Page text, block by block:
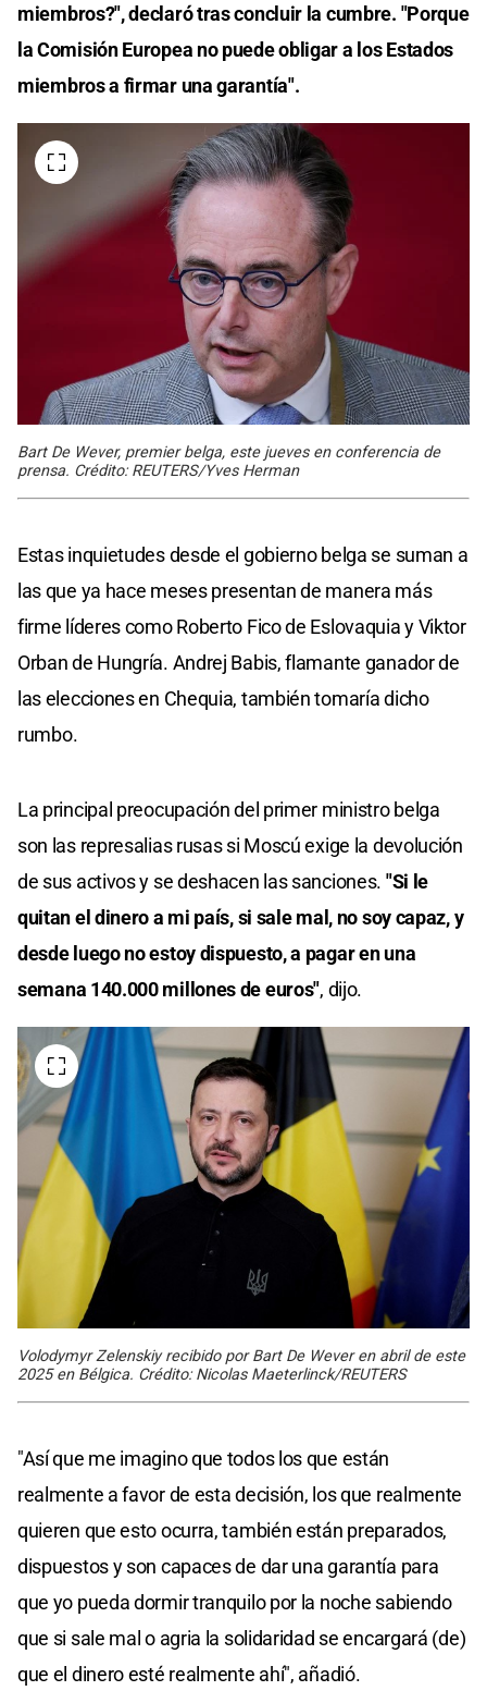
miembros?", declaró tras concluir la cumbre. "Porque
la Comisión Europea no puede obligar a los Estados
miembros a firmar una garantía".
Bart De Wever, premier belga, este jueves en conferencia de
prensa. Crédito: REUTERS/Yves Herman
Estas inquietudes desde el gobierno belga se suman a
las que ya hace meses presentan de manera más
firme líderes como Roberto Fico de Eslovaquia y Viktor
Orban de Hungría. Andrej Babis, flamante ganador de
las elecciones en Chequia, también tomaría dicho
rumbo.
La principal preocupación del primer ministro belga
son las represalias rusas si Moscú exige la devolución
de sus activos y se deshacen las sanciones. "Si le
quitan el dinero a mi país, si sale mal, no soy capaz, y
desde luego no estoy dispuesto, a pagar en una
semana 140.000 millones de euros", dijo.
Volodymyr Zelenskiy recibido por Bart De Wever en abril de este
2025 en Bélgica. Crédito: Nicolas Maeterlinck/REUTERS
"Así que me imagino que todos los que están
realmente a favor de esta decisión, los que realmente
quieren que esto ocurra, también están preparados,
dispuestos y son capaces de dar una garantía para
que yo pueda dormir tranquilo por la noche sabiendo
que si sale mal o agria la solidaridad se encargará (de)
que el dinero esté realmente ahí", añadió.